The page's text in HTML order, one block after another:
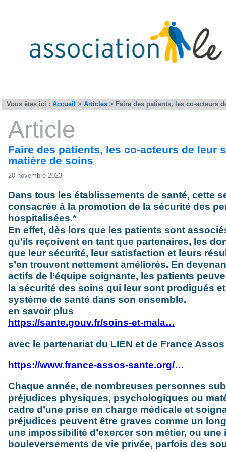
Vous êtes ici : Accueil > Articles > Faire des patients, les co-acteurs
Article
Faire des patients, les co-acteurs de leur
matière de soins
20 novembre 2023
Dans tous les établissements de santé, cette
consacrée à la promotion de la sécurité des
hospitalisées.*
En effet, dès lors que les patients sont
qu’ils reçoivent en tant que partenaires, les
que leur sécurité, leur satisfaction et leurs
s’en trouvent nettement améliorés. En
actifs de l’équipe soignante, les patients
la sécurité des soins qui leur sont prodigués
système de santé dans son ensemble.
en savoir plus
https://sante.gouv.fr/soins-et-mala…
avec le partenariat du LIEN et de France
https://www.france-assos-sante.org/…
Chaque année, de nombreuses personnes
préjudices physiques, psychologiques ou
cadre d’une prise en charge médicale et
préjudices peuvent être graves comme un
une impossibilité d’exercer son métier, ou une
bouleversements de vie privée, parfois des